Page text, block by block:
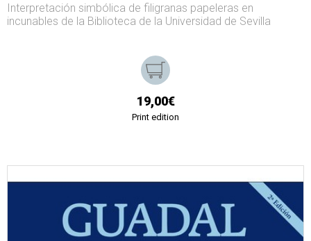
Interpretación simbólica de filigranas papeleras en
incunables de la Biblioteca de la Universidad de Sevilla
19,00€
Print edition